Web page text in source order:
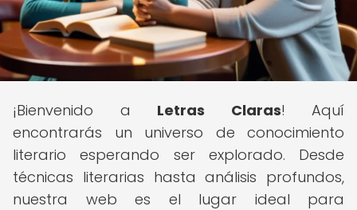
¡Bienvenido a Letras Claras! Aquí
encontrarás un universo de conocimiento
literario esperando ser explorado. Desde
técnicas literarias hasta análisis profundos,
nuestra web es el lugar ideal para